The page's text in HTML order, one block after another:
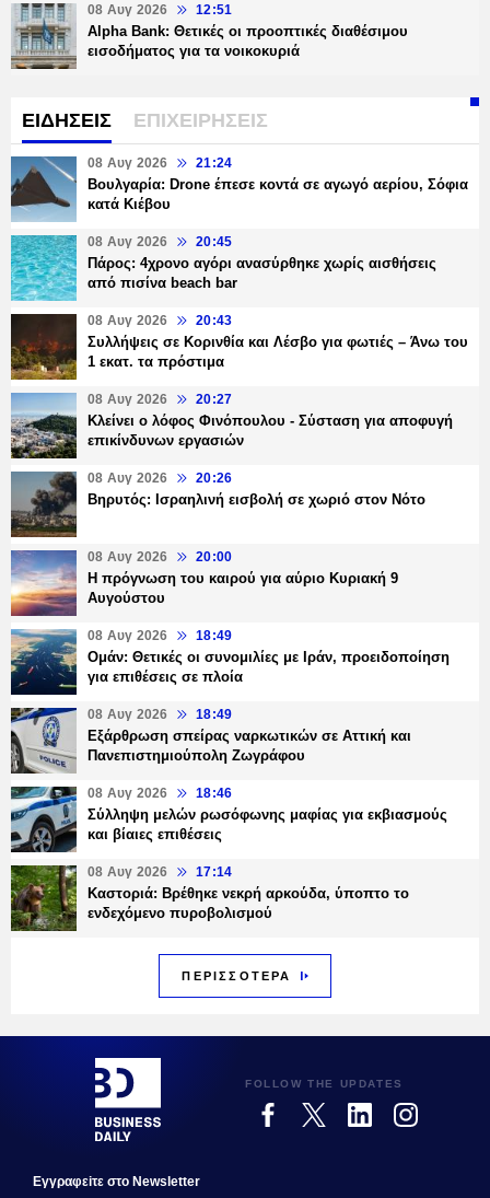
08 Αυγ 2026 12:51
Alpha Bank: Θετικές οι προοπτικές διαθέσιμου
εισοδήματος για τα νοικοκυριά
ΕΙΔΗΣΕΙΣ ΕΠΙΧΕΙΡΗΣΕΙΣ
08 Αυγ 2026 21:24
Βουλγαρία: Drone έπεσε κοντά σε αγωγό αερίου, Σόφια
κατά Κιέβου
08 Αυγ 2026 20:45
Πάρος: 4χρονο αγόρι ανασύρθηκε χωρίς αισθήσεις
από πισίνα beach bar
08 Αυγ 2026 20:43
Συλλήψεις σε Κορινθία και Λέσβο για φωτιές – Άνω του
1 εκατ. τα πρόστιμα
08 Αυγ 2026 20:27
Κλείνει ο λόφος Φινόπουλου - Σύσταση για αποφυγή
επικίνδυνων εργασιών
08 Αυγ 2026 20:26
Βηρυτός: Ισραηλινή εισβολή σε χωριό στον Νότο
08 Αυγ 2026 20:00
Η πρόγνωση του καιρού για αύριο Κυριακή 9
Αυγούστου
08 Αυγ 2026 18:49
Ομάν: Θετικές οι συνομιλίες με Ιράν, προειδοποίηση
για επιθέσεις σε πλοία
08 Αυγ 2026 18:49
Εξάρθρωση σπείρας ναρκωτικών σε Αττική και
Πανεπιστημιούπολη Ζωγράφου
08 Αυγ 2026 18:46
Σύλληψη μελών ρωσόφωνης μαφίας για εκβιασμούς
και βίαιες επιθέσεις
08 Αυγ 2026 17:14
Καστοριά: Βρέθηκε νεκρή αρκούδα, ύποπτο το
ενδεχόμενο πυροβολισμού
ΠΕΡΙΣΣΟΤΕΡΑ
FOLLOW THE UPDATES
Εγγραφεiτε στο Newsletter